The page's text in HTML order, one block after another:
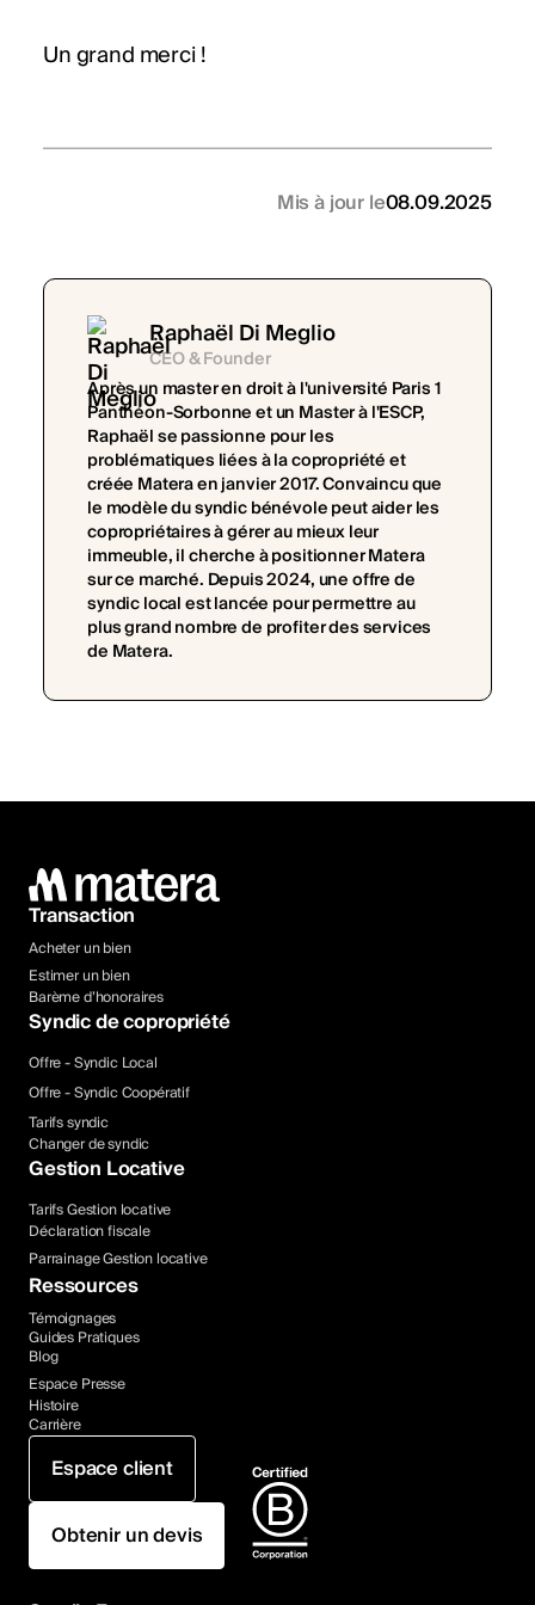
Un grand merci !
Mis à jour le08.09.2025
Raphaël Di Meglio
CEO & Founder
Après un master en droit à l'université Paris 1
Panthéon-Sorbonne et un Master à l'ESCP,
Raphaël se passionne pour les
problématiques liées à la copropriété et
créée Matera en janvier 2017. Convaincu que
le modèle du syndic bénévole peut aider les
copropriétaires à gérer au mieux leur
immeuble, il cherche à positionner Matera
sur ce marché. Depuis 2024, une offre de
syndic local est lancée pour permettre au
plus grand nombre de profiter des services
de Matera.
Transaction
Acheter un bien
Estimer un bien
Barème d’honoraires
Syndic de copropriété
Offre - Syndic Local
Offre - Syndic Coopératif
Tarifs syndic
Changer de syndic
Gestion Locative
Tarifs Gestion locative
Déclaration fiscale
Parrainage Gestion locative
Ressources
Témoignages
Guides Pratiques
Blog
Espace Presse
Histoire
Carrière
Espace client
Obtenir un devis